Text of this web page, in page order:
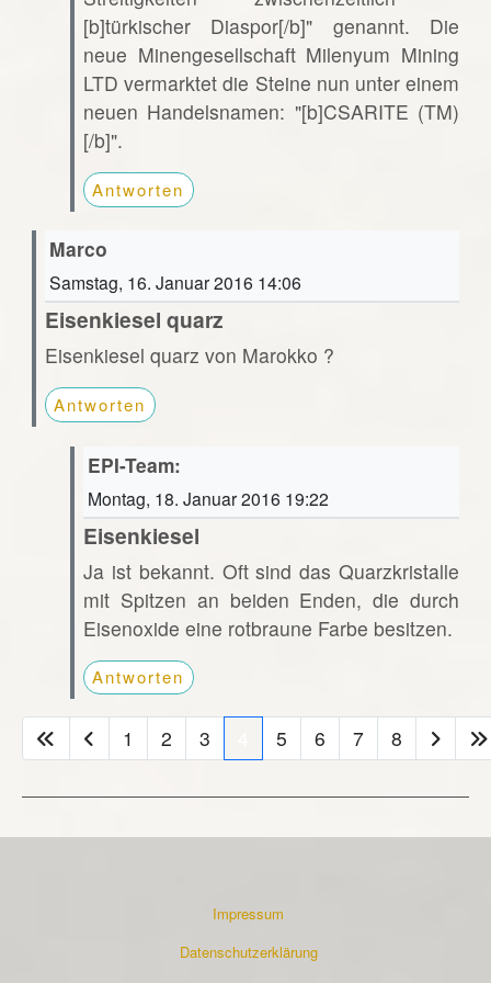
[b]türkischer Diaspor[/b]" genannt. Die
neue Minengesellschaft Milenyum Mining
LTD vermarktet die Steine nun unter einem
neuen Handelsnamen: "[b]CSARITE (TM)
[/b]".
Antworten
Marco
Samstag, 16. Januar 2016 14:06
Eisenkiesel quarz
Eisenkiesel quarz von Marokko ?
Antworten
EPI-Team:
Montag, 18. Januar 2016 19:22
Eisenkiesel
Ja ist bekannt. Oft sind das Quarzkristalle
mit Spitzen an beiden Enden, die durch
Eisenoxide eine rotbraune Farbe besitzen.
Antworten
1 2 3 5 6 7 8
Impressum
Datenschutzerklärung